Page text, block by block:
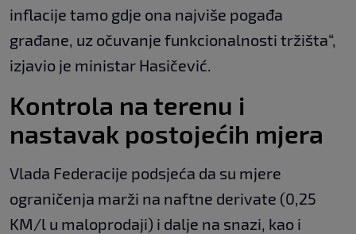
inflacije tamo gdje ona najviše pogađa
građane, uz očuvanje funkcionalnosti tržišta“,
izjavio je ministar Hasičević.
Kontrola na terenu i
nastavak postojećih mjera
Vlada Federacije podsjeća da su mjere
ograničenja marži na naftne derivate (0,25
KM/l u maloprodaji) i dalje na snazi, kao i